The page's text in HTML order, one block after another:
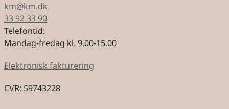
km@km.dk
33 92 33 90
Telefontid:
Mandag-fredag kl. 9.00-15.00
Elektronisk fakturering
CVR: 59743228